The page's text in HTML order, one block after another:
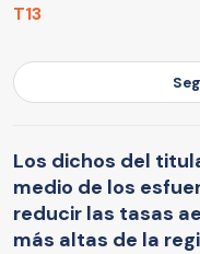
T13
Los dichos del
medio de los
reducir las tasas
más altas de la